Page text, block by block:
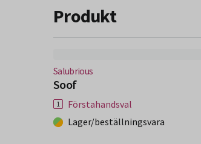
Produkt
Salubrious
Soof
(Nytt fönster)
Förstahandsval
Lager/beställningsvara